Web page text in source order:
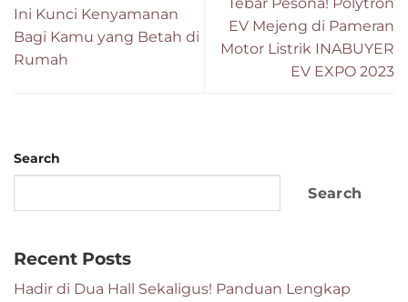
Ini Kunci Kenyamanan
Bagi Kamu yang Betah di
Rumah
EV Mejeng di Pameran
Motor Listrik INABUYER
EV EXPO 2023
Search
Search
Recent Posts
Hadir di Dua Hall Sekaligus! Panduan Lengkap